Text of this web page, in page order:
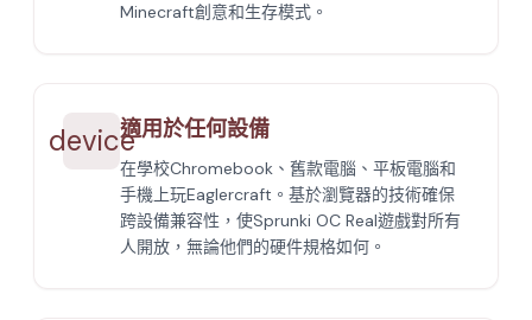
Minecraft創意和生存模式。
device適用於任何設備
在學校Chromebook、舊款電腦、平板電腦和
手機上玩Eaglercraft。基於瀏覽器的技術確保
跨設備兼容性，使Sprunki OC Real遊戲對所有
人開放，無論他們的硬件規格如何。